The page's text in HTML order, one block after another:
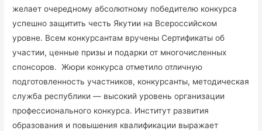
желает очередному абсолютному победителю конкурса
успешно защитить честь Якутии на Всероссийском
уровне. Всем конкурсантам вручены Сертификаты об
участии, ценные призы и подарки от многочисленных
спонсоров. Жюри конкурса отметило отличную
подготовленность участников, конкурсанты, методическая
служба республики — высокий уровень организации
профессионального конкурса. Институт развития
образования и повышения квалификации выражает